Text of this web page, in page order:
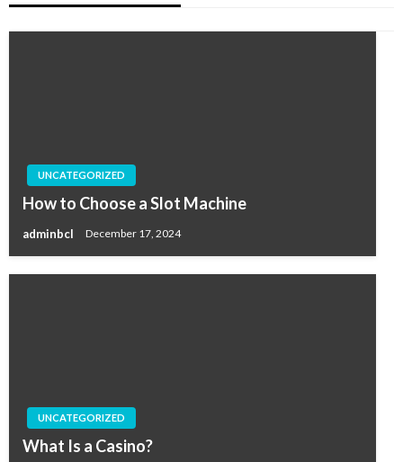
UNCATEGORIZED
How to Choose a Slot Machine
adminbcl December 17, 2024
UNCATEGORIZED
What Is a Casino?